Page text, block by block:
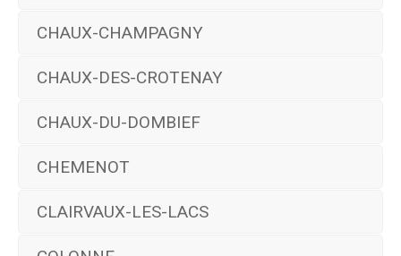
CHAUX-CHAMPAGNY
CHAUX-DES-CROTENAY
CHAUX-DU-DOMBIEF
CHEMENOT
CLAIRVAUX-LES-LACS